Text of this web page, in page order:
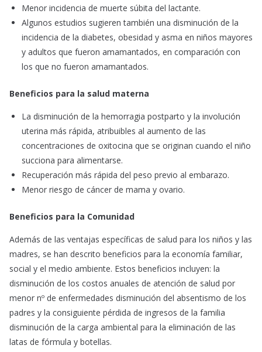
Menor incidencia de muerte súbita del lactante.
Algunos estudios sugieren también una disminución de la
incidencia de la diabetes, obesidad y asma en niños mayores
y adultos que fueron amamantados, en comparación con
los que no fueron amamantados.
Beneficios para la salud materna
La disminución de la hemorragia postparto y la involución
uterina más rápida, atribuibles al aumento de las
concentraciones de oxitocina que se originan cuando el niño
succiona para alimentarse.
Recuperación más rápida del peso previo al embarazo.
Menor riesgo de cáncer de mama y ovario.
Beneficios para la Comunidad
Además de las ventajas específicas de salud para los niños y las
madres, se han descrito beneficios para la economía familiar,
social y el medio ambiente. Estos beneficios incluyen: la
disminución de los costos anuales de atención de salud por
menor nº de enfermedades disminución del absentismo de los
padres y la consiguiente pérdida de ingresos de la familia
disminución de la carga ambiental para la eliminación de las
latas de fórmula y botellas.